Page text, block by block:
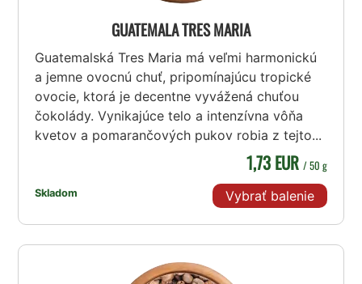
GUATEMALA TRES MARIA
Guatemalská Tres Maria má veľmi harmonickú
a jemne ovocnú chuť, pripomínajúcu tropické
ovocie, ktorá je decentne vyvážená chuťou
čokolády. Vynikajúce telo a intenzívna vôňa
kvetov a pomarančových pukov robia z tejto...
Skladom
1,73 EUR / 50 g
Vybrať balenie